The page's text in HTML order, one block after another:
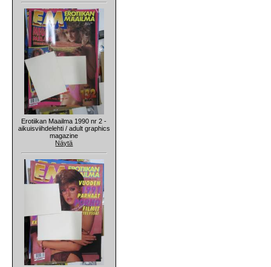
Erotiikan Maailma 1990 nr 2 -
aikuisviihdelehti / adult graphics
magazine
Näytä